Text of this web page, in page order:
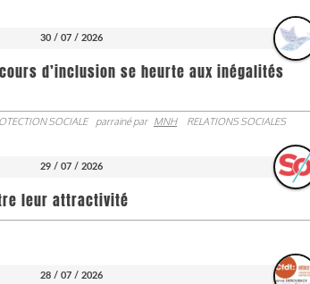
30 / 07 / 2026
d’inclusion se heurte aux inégalités
SOCIALE parrainé par MNH RELATIONS SOCIALES
29 / 07 / 2026
leur attractivité
28 / 07 / 2026